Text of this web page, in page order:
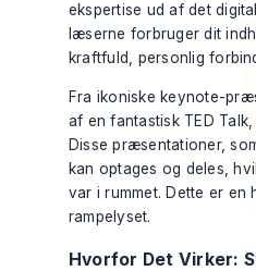
ekspertise ud af det
læserne forbruger dit
kraftfuld, personlig
Fra ikoniske keynote-
af en fantastisk TED
Disse præsentationer,
kan optages og deles,
var i rummet. Dette er
rampelyset.
Hvorfor Det Virker: